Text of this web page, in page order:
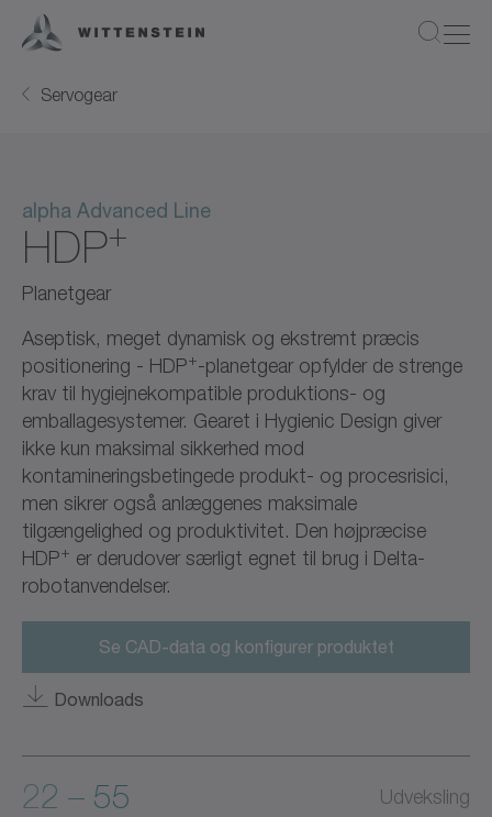
Servogear
alpha Advanced Line
HDP+
Planetgear
Aseptisk, meget dynamisk og ekstremt præcis
positionering - HDP+-planetgear opfylder de strenge
krav til hygiejnekompatible produktions- og
emballagesystemer. Gearet i Hygienic Design giver
ikke kun maksimal sikkerhed mod
kontamineringsbetingede produkt- og procesrisici,
men sikrer også anlæggenes maksimale
tilgængelighed og produktivitet. Den højpræcise
HDP+ er derudover særligt egnet til brug i Delta-
robotanvendelser.
Se CAD-data og konfigurer produktet
Downloads
22 – 55 Udveksling